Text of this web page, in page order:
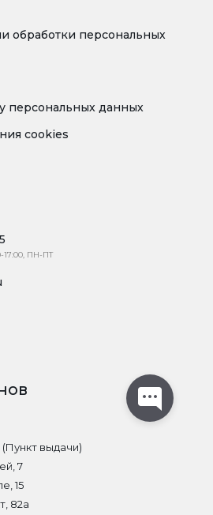
обработки персональных
персональных данных
cookies
17:00, ПН-ПТ
выдачи)
7
15
82а